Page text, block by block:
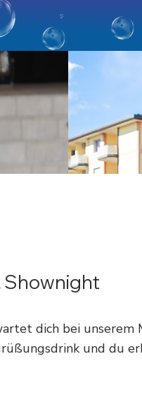
Shownight
dich bei
und du